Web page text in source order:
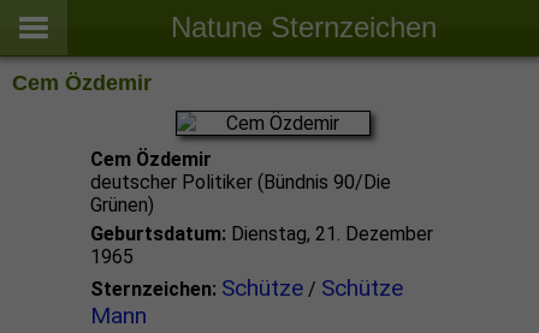
Natune Sternzeichen
Cem Özdemir
Cem Özdemir
deutscher Politiker (Bündnis 90/Die
Grünen)
Geburtsdatum: Dienstag, 21. Dezember
1965
Sternzeichen: Schütze/ Schütze
Mann